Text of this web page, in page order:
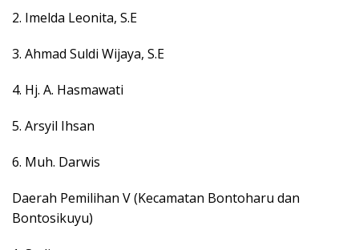
2. Imelda Leonita, S.E
3. Ahmad Suldi Wijaya, S.E
4. Hj. A. Hasmawati
5. Arsyil Ihsan
6. Muh. Darwis
Daerah Pemilihan V (Kecamatan Bontoharu dan
Bontosikuyu)